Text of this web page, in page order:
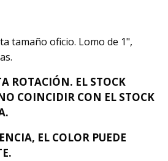
tamaño oficio. Lomo de 1",
ROTACIÓN. EL STOCK
COINCIDIR CON EL STOCK
EL COLOR PUEDE